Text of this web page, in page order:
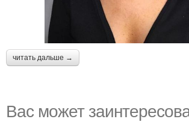
читать дальше →
Вас может